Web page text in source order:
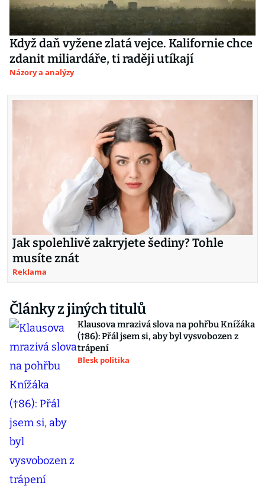
Když daň vyžene zlatá vejce. Kalifornie chce
zdanit miliardáře, ti raději utíkají
Názory a analýzy
Jak spolehlivě zakryjete šediny? Tohle
musíte znát
Reklama
Články z jiných titulů
Klausova mrazivá slova na pohřbu Knížáka
(†86): Přál jsem si, aby byl vysvobozen z
trápení
Blesk politika